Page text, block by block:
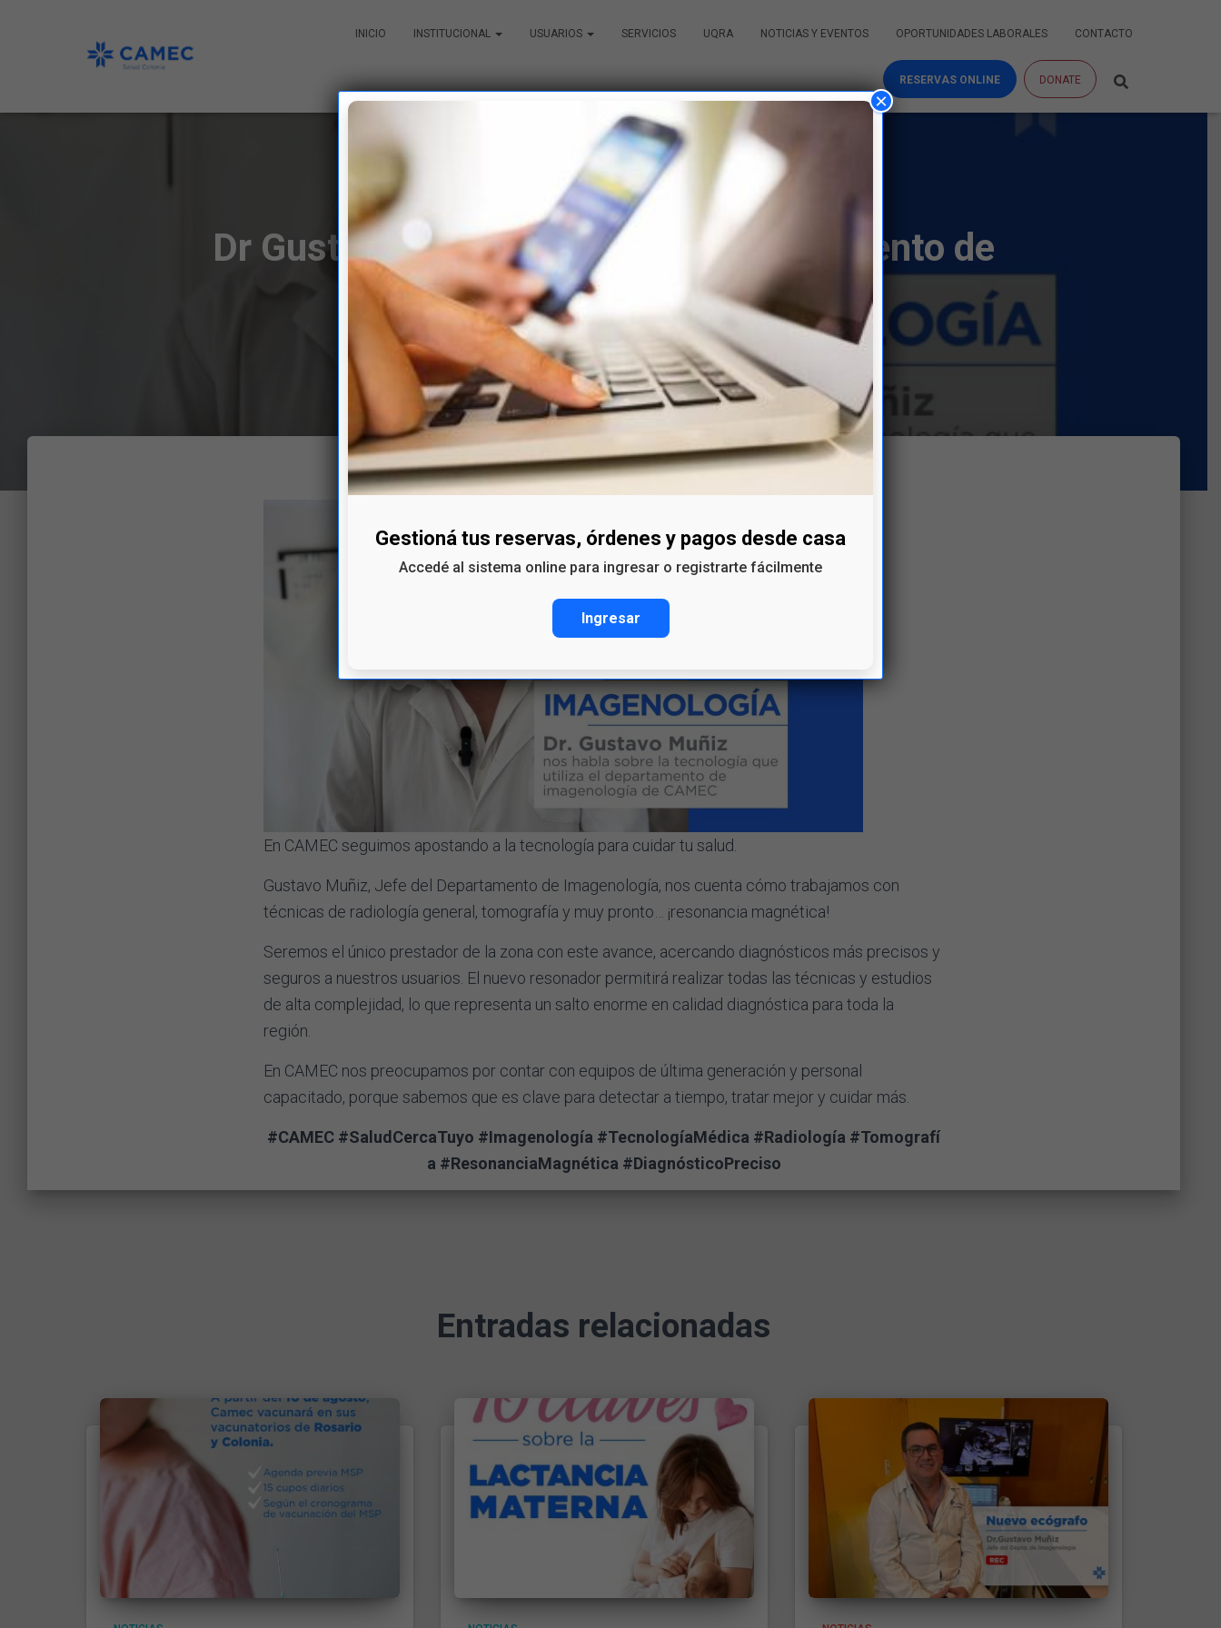
INICIO INSTITUCIONAL USUARIOS SERVICIOS UQRA NOTICIAS Y EVENTOS OPORTUNIDADES LABORALES CONTACTO
RESERVAS ONLINE DONATE
Dr Gustavo Muñiz – Jefe del Departamento de
imagenología de Camec
En CAMEC seguimos apostando a la tecnología para cuidar tu salud.
Gustavo Muñiz, Jefe del Departamento de Imagenología, nos cuenta cómo trabajamos con
técnicas de radiología general, tomografía y muy pronto… ¡resonancia magnética! ⠀
Seremos el único prestador de la zona con este avance, acercando diagnósticos más precisos y
seguros a nuestros usuarios. El nuevo resonador permitirá realizar todas las técnicas y estudios
de alta complejidad, lo que representa un salto enorme en calidad diagnóstica para toda la
región.
En CAMEC nos preocupamos por contar con equipos de última generación y personal
capacitado, porque sabemos que es clave para detectar a tiempo, tratar mejor y cuidar más. ⠀
#CAMEC #SaludCercaTuyo #Imagenología #TecnologíaMédica #Radiología #Tomografí
a #ResonanciaMagnética #DiagnósticoPreciso
Entradas relacionadas
Gestioná tus reservas, órdenes y pagos desde casa
Accedé al sistema online para ingresar o registrarte fácilmente
Ingresar
×